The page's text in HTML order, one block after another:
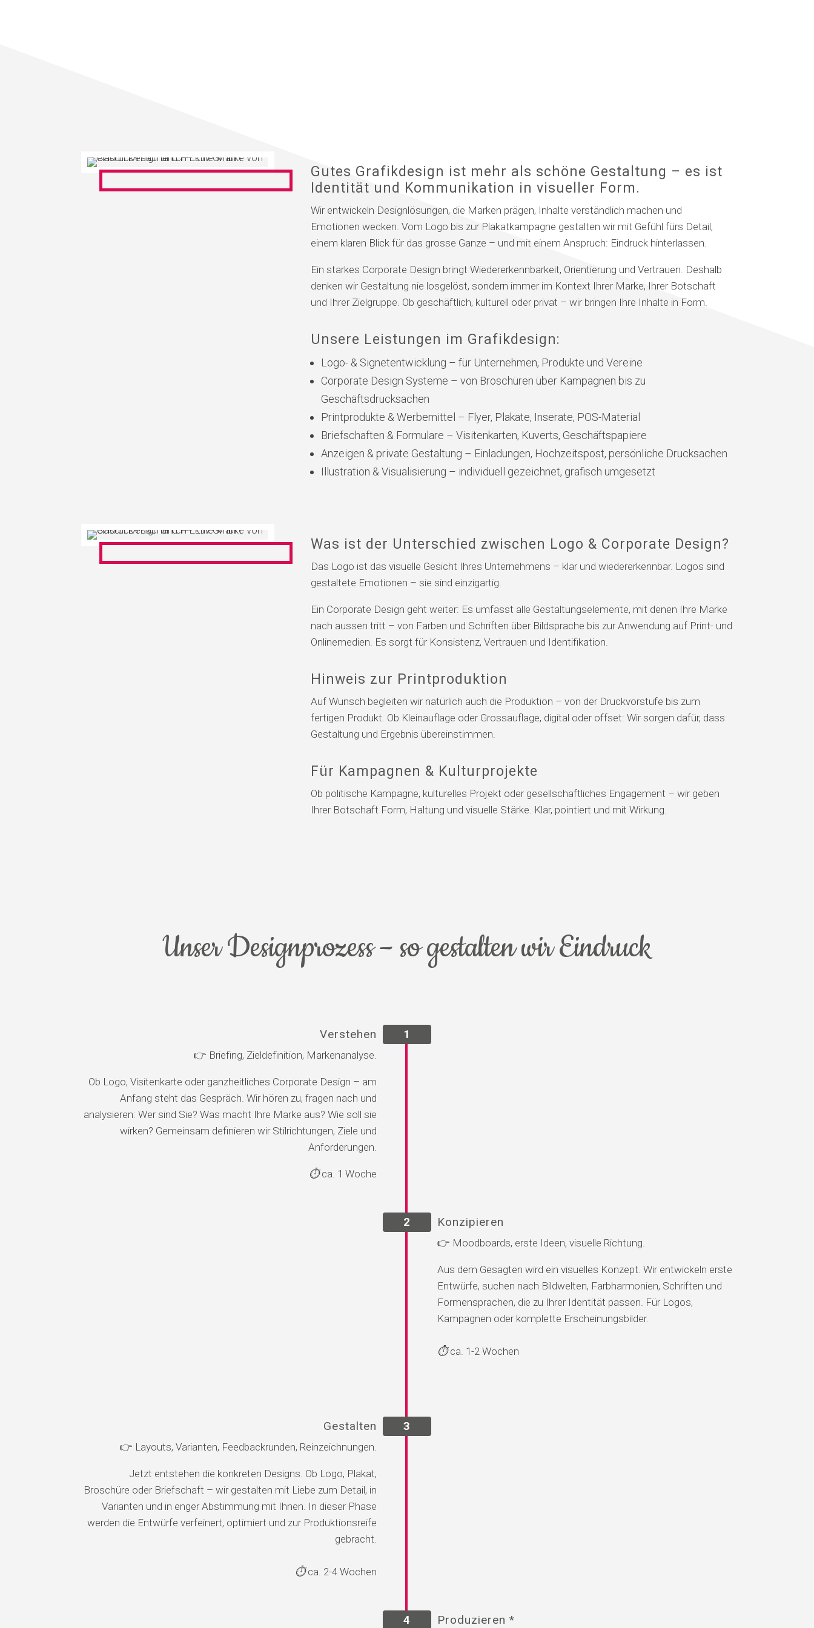
Gutes Grafikdesign ist mehr als schöne Gestaltung – es ist
Identität und Kommunikation in visueller Form.
Wir entwickeln Designlösungen, die Marken prägen, Inhalte verständlich machen und
Emotionen wecken. Vom Logo bis zur Plakatkampagne gestalten wir mit Gefühl fürs Detail,
einem klaren Blick für das grosse Ganze – und mit einem Anspruch: Eindruck hinterlassen.
Ein starkes Corporate Design bringt Wiedererkennbarkeit, Orientierung und Vertrauen. Deshalb
denken wir Gestaltung nie losgelöst, sondern immer im Kontext Ihrer Marke, Ihrer Botschaft
und Ihrer Zielgruppe. Ob geschäftlich, kulturell oder privat – wir bringen Ihre Inhalte in Form.
Unsere Leistungen im Grafikdesign:
Logo- & Signetentwicklung – für Unternehmen, Produkte und Vereine
Corporate Design Systeme – von Broschüren über Kampagnen bis zu
Geschäftsdrucksachen
Printprodukte & Werbemittel – Flyer, Plakate, Inserate, POS-Material
Briefschaften & Formulare – Visitenkarten, Kuverts, Geschäftspapiere
Anzeigen & private Gestaltung – Einladungen, Hochzeitspost, persönliche Drucksachen
Illustration & Visualisierung – individuell gezeichnet, grafisch umgesetzt
Was ist der Unterschied zwischen Logo & Corporate Design?
Das Logo ist das visuelle Gesicht Ihres Unternehmens – klar und wiedererkennbar. Logos sind
gestaltete Emotionen – sie sind einzigartig.
Ein Corporate Design geht weiter: Es umfasst alle Gestaltungselemente, mit denen Ihre Marke
nach aussen tritt – von Farben und Schriften über Bildsprache bis zur Anwendung auf Print- und
Onlinemedien. Es sorgt für Konsistenz, Vertrauen und Identifikation.
Hinweis zur Printproduktion
Auf Wunsch begleiten wir natürlich auch die Produktion – von der Druckvorstufe bis zum
fertigen Produkt. Ob Kleinauflage oder Grossauflage, digital oder offset: Wir sorgen dafür, dass
Gestaltung und Ergebnis übereinstimmen.
Für Kampagnen & Kulturprojekte
Ob politische Kampagne, kulturelles Projekt oder gesellschaftliches Engagement – wir geben
Ihrer Botschaft Form, Haltung und visuelle Stärke. Klar, pointiert und mit Wirkung.
Unser Designprozess – so gestalten wir Eindruck
1
Verstehen
👉 Briefing, Zieldefinition, Markenanalyse.
Ob Logo, Visitenkarte oder ganzheitliches Corporate Design – am
Anfang steht das Gespräch. Wir hören zu, fragen nach und
analysieren: Wer sind Sie? Was macht Ihre Marke aus? Wie soll sie
wirken? Gemeinsam definieren wir Stilrichtungen, Ziele und
Anforderungen.
⏱️ca. 1 Woche
2 Konzipieren
👉 Moodboards, erste Ideen, visuelle Richtung.
Aus dem Gesagten wird ein visuelles Konzept. Wir entwickeln erste
Entwürfe, suchen nach Bildwelten, Farbharmonien, Schriften und
Formensprachen, die zu Ihrer Identität passen. Für Logos,
Kampagnen oder komplette Erscheinungsbilder.
⏱️ca. 1-2 Wochen
3
Gestalten
👉 Layouts, Varianten, Feedbackrunden, Reinzeichnungen.
Jetzt entstehen die konkreten Designs. Ob Logo, Plakat,
Broschüre oder Briefschaft – wir gestalten mit Liebe zum Detail, in
Varianten und in enger Abstimmung mit Ihnen. In dieser Phase
werden die Entwürfe verfeinert, optimiert und zur Produktionsreife
gebracht.
⏱️ca. 2-4 Wochen
4 Produzieren *